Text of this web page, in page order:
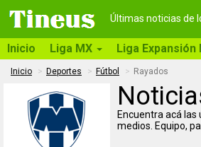
Últimas noticias de
Inicio Liga MX Liga Expansión
Inicio Deportes Fútbol Rayados
Encuentra acá las
medios. Equipo,